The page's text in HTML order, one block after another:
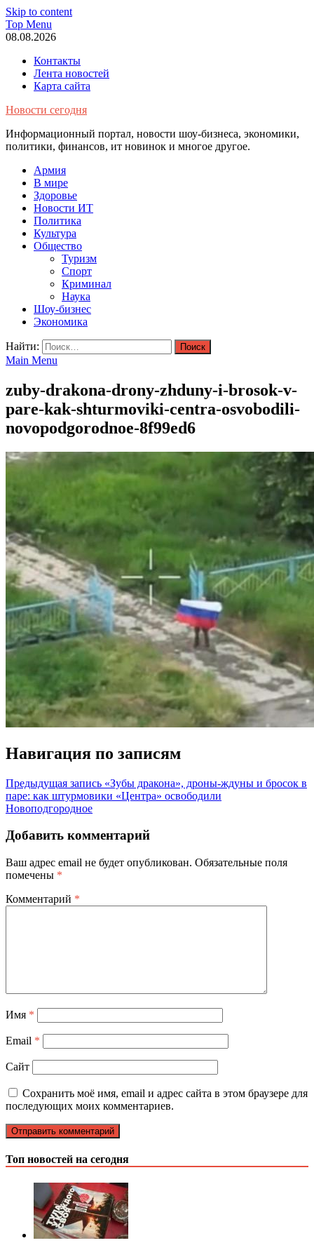
Skip to content
Top Menu
08.08.2026
Контакты
Лента новостей
Карта сайта
Новости сегодня
Информационный портал, новости шоу-бизнеса, экономики,
политики, финансов, ит новинок и многое другое.
Армия
В мире
Здоровье
Новости ИТ
Политика
Культура
Общество
Туризм
Спорт
Криминал
Наука
Шоу-бизнес
Экономика
Найти:
Main Menu
zuby-drakona-drony-zhduny-i-brosok-v-
pare-kak-shturmoviki-centra-osvobodili-
novopodgorodnoe-8f99ed6
Навигация по записям
Предыдущая запись «Зубы дракона», дроны-ждуны и бросок в
паре: как штурмовики «Центра» освободили
Новоподгородное
Добавить комментарий
Ваш адрес email не будет опубликован. Обязательные поля
помечены *
Комментарий *
Имя *
Email *
Сайт
Сохранить моё имя, email и адрес сайта в этом браузере для
последующих моих комментариев.
Топ новостей на сегодня